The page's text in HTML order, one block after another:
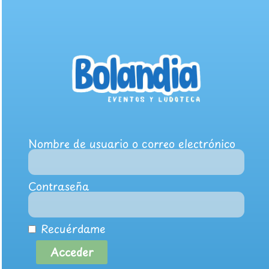
Nombre de usuario o correo electrónico
Contraseña
Recuérdame
Acceder